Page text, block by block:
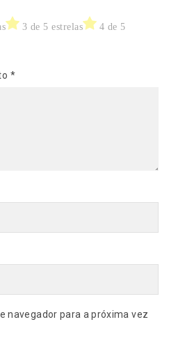
3 de 5 estrelas
4 de 5
*
navegador para a próxima vez